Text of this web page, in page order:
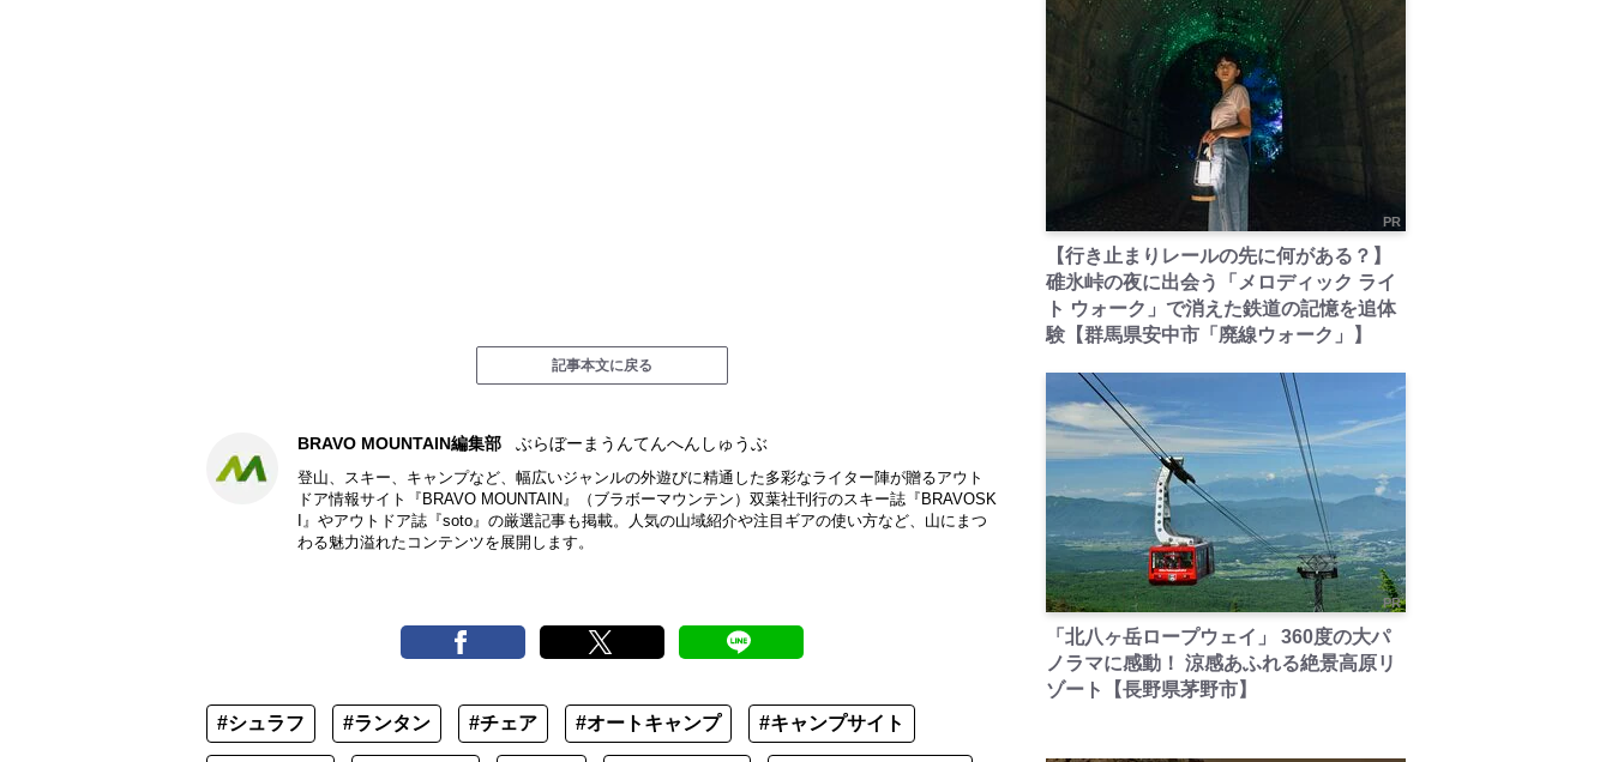
記事本文に戻る
BRAVO MOUNTAIN編集部 ぶらぼーまうんてんへんしゅうぶ
登山、スキー、キャンプなど、幅広いジャンルの外遊びに精通した多彩なライター陣が贈るアウト
ドア情報サイト『BRAVO MOUNTAIN』（ブラボーマウンテン）双葉社刊行のスキー誌『BRAVOSK
I』やアウトドア誌『soto』の厳選記事も掲載。人気の山域紹介や注目ギアの使い方など、山にまつ
わる魅力溢れたコンテンツを展開します。
#シュラフ #ランタン #チェア #オートキャンプ #キャンプサイト
PR
【行き止まりレールの先に何がある？】
碓氷峠の夜に出会う「メロディック ライ
ト ウォーク」で消えた鉄道の記憶を追体
験【群馬県安中市「廃線ウォーク」】
PR
「北八ヶ岳ロープウェイ」 360度の大パ
ノラマに感動！ 涼感あふれる絶景高原リ
ゾート【長野県茅野市】